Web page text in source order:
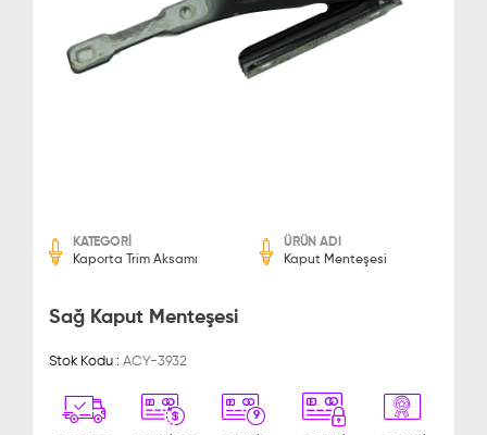
KATEGORİ
Kaporta Trim Aksamı
ÜRÜN ADI
Kaput Menteşesi
Sağ Kaput Menteşesi
Stok Kodu : ACY-3932
9